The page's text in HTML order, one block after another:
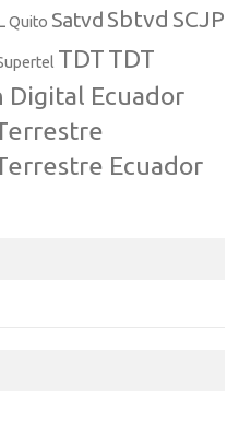
Quito Satvd Sbtvd SCJP
TDT TDT
Digital Ecuador
Ecuador